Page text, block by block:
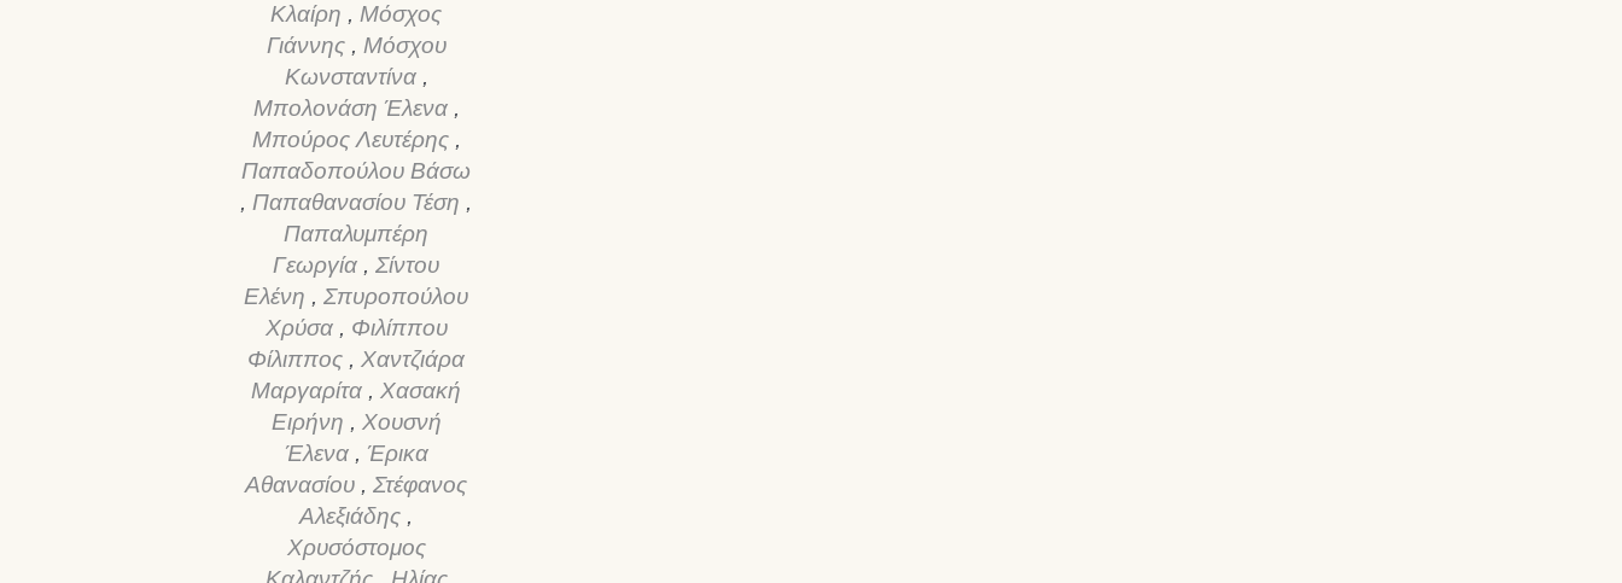
Κλαίρη ,Μόσχος
Γιάννης , Μόσχου
Κωνσταντίνα ,
Μπολονάση Έλενα ,
Μπούρος Λευτέρης ,
Παπαδοπούλου Βάσω
,Παπαθανασίου Τέση ,
Παπαλυμπέρη
Γεωργία ,Σίντου
Ελένη ,Σπυροπούλου
Χρύσα , Φιλίππου
Φίλιππος ,Χαντζιάρα
Μαργαρίτα ,Χασακή
Ειρήνη , Χουσνή
Έλενα , Έρικα
Αθανασίου ,Στέφανος
Αλεξιάδης ,
Χρυσόστομος